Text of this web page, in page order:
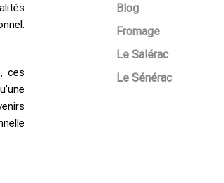
ces
Blog
Fromage
Le Salérac
Le Sénérac